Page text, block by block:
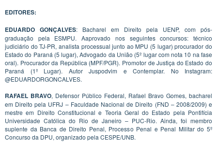
EDITORES:
EDUARDO GONÇALVES: Bacharel em Direito pela UENP, com pós-
graduação pela ESMPU. Aaprovado nos seguintes concursos: técnico
judiciário do TJ-PR, analista processual junto ao MPU (5 lugar) procurador do
Estado do Paraná (5 lugar), Advogado da União (5º lugar com nota 10 na fase
oral). Procurador da República (MPF/PGR). Promotor de Justiça do Estado do
Paraná (1º Lugar). Autor Juspodvim e Contemplar. No Instagram:
@EDUARDORGONCALVES.
RAFAEL BRAVO, Defensor Público Federal, Rafael Bravo Gomes, bacharel
em Direito pela UFRJ – Faculdade Nacional de Direito (FND – 2008/2009) e
mestre em Direito Constitucional e Teoria Geral do Estado pela Pontifícia
Universidade Católica do Rio de Janeiro – PUC-Rio. Ainda, foi membro
suplente da Banca de Direito Penal, Processo Penal e Penal Militar do 5º
Concurso da DPU, organizado pela CESPE/UNB.